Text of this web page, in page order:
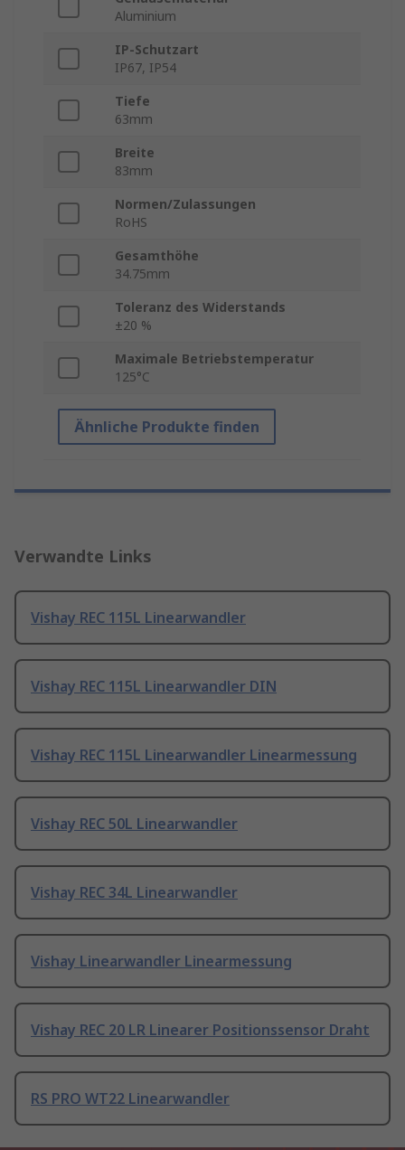
Aluminium
IP-Schutzart
IP67, IP54
Tiefe
63mm
Breite
83mm
Normen/Zulassungen
RoHS
Gesamthöhe
34.75mm
Toleranz des Widerstands
±20 %
Maximale Betriebstemperatur
125°C
Ähnliche Produkte finden
Verwandte Links
Vishay REC 115L Linearwandler
Vishay REC 115L Linearwandler DIN
Vishay REC 115L Linearwandler Linearmessung
Vishay REC 50L Linearwandler
Vishay REC 34L Linearwandler
Vishay Linearwandler Linearmessung
Vishay REC 20 LR Linearer Positionssensor Draht
RS PRO WT22 Linearwandler